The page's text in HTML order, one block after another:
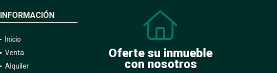
INFORMACIÓN
Inicio
Venta
Alquiler
Oferte su inmueble
con nosotros